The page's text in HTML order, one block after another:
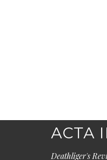
ACTA
Deathliger's